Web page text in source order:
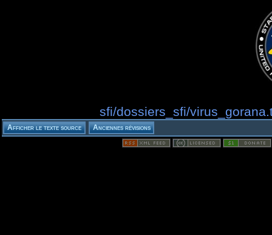
sfi/dossiers_sfi/